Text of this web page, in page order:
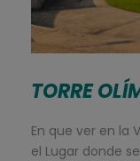
TORRE
En que ver en la
el Lugar donde